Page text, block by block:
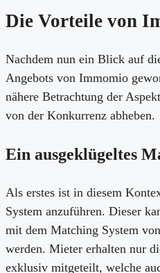
Die Vorteile von
Nachdem nun ein Blick auf
Angebots von Immomio
nähere Betrachtung der
von der Konkurrenz abheben.
Ein ausgeklügeltes
Als erstes ist in diesem
System anzuführen. Dieser
mit dem Matching System
werden. Mieter erhalten nur
exklusiv mitgeteilt, welche